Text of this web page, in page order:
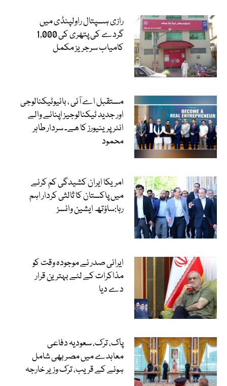
رازی ہسپتال راولپنڈی میں
گردے کی پتھری کی 1,000
کامیاب سرجریز مکمل
مستقبل اے آئی ، بائیوٹیکنالوجی
اور جدید ٹیکنالوجیز اپنانے والے
انٹرپرینیورز کا ھے۔ سردار طاہر
محمود
امریکا ایران کشیدگی کم کرنے
میں پاکستان کا ثالثی کردار اہم
رہا:ساؤتھ ایشین وائسز
ایرانی صدر نے موجودہ وقت کو
مذاکرات کے لئے بہترین قرار
دے دیا
پاک، ترک، سعودیہ دفاعی
معاہدے میں مصر بھی شامل
ہونے کے قریب، ترک وزیر خارجہ